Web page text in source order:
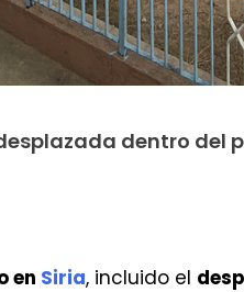
dentro del
en Siria, incluido el